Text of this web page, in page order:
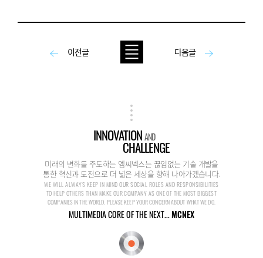
이전글 다음글
INNOVATIONAND
CHALLENGE
미래의 변화를 주도하는 엠씨넥스는 끊임없는 기술 개발을
통한 혁신과 도전으로 더 넓은 세상을 향해 나아가겠습니다.
WE WILL ALWAYS KEEP IN MIND OUR SOCIAL ROLES AND RESPONSIBILITIES
TO HELP OTHERS THAN MAKE OUR COMPANY AS ONE OF THE MOST BIGGEST
COMPANIES IN THE WORLD. PLEASE KEEP YOUR CONCERN ABOUT WHAT WE DO.
MULTIMEDIA CORE OF THE NEXT...MCNEX